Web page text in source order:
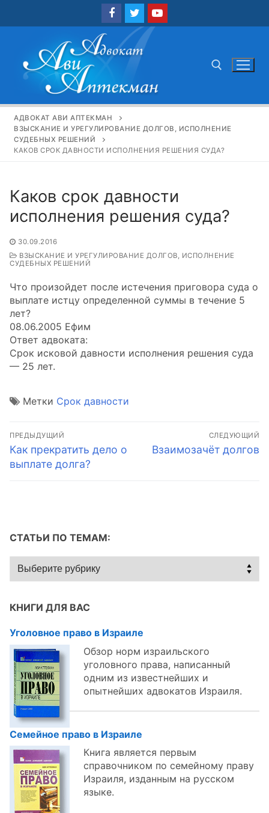
Найти:
АДВОКАТ АВИ АПТЕКМАН
ВЗЫСКАНИЕ И УРЕГУЛИРОВАНИЕ ДОЛГОВ, ИСПОЛНЕНИЕ
СУДЕБНЫХ РЕШЕНИЙ
КАКОВ СРОК ДАВНОСТИ ИСПОЛНЕНИЯ РЕШЕНИЯ СУДА?
Каков срок давности
исполнения решения суда?
30.09.2016
ВЗЫСКАНИЕ И УРЕГУЛИРОВАНИЕ ДОЛГОВ, ИСПОЛНЕНИЕ
СУДЕБНЫХ РЕШЕНИЙ
Что произойдет после истечения приговора суда о
выплате истцу определенной суммы в течение 5
лет?
08.06.2005 Ефим
Ответ адвоката:
Срок исковой давности исполнения решения суда
— 25 лет.
Метки Срок давности
Навигация
по
записям
ПРЕДЫДУЩИЙ
Предыдущая
запись:
Как прекратить дело о
выплате долга?
СЛЕДУЮЩИЙ
Следующая
Взаимозачёт долгов
СТАТЬИ ПО ТЕМАМ:
Статьи
по
КНИГИ ДЛЯ ВАС
Уголовное право в Израиле
Обзор норм израильского
уголовного права, написанный
одним из известнейших и
опытнейших адвокатов Израиля.
Семейное право в Израиле
Книга является первым
справочником по семейному праву
Израиля, изданным на русском
языке.